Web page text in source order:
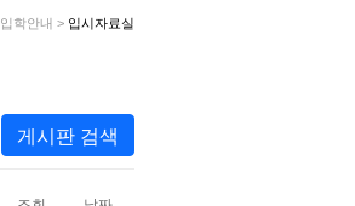
입학안내 > 입시자료실
게시판 검색